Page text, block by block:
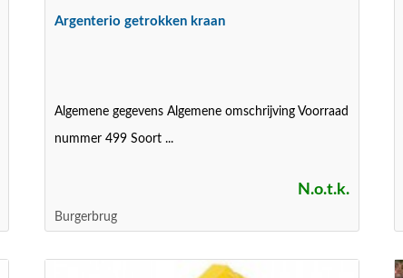
Argenterio getrokken kraan
Algemene gegevens Algemene omschrijving Voorraad
nummer 499 Soort ...
N.o.t.k.
Burgerbrug